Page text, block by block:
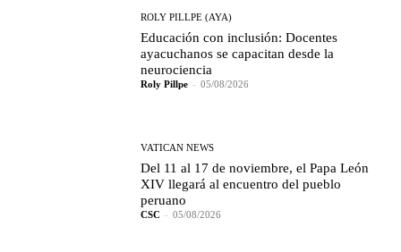
ROLY PILLPE (AYA)
Educación con inclusión: Docentes
ayacuchanos se capacitan desde la
neurociencia
Roly Pillpe - 05/08/2026
VATICAN NEWS
Del 11 al 17 de noviembre, el Papa León
XIV llegará al encuentro del pueblo
peruano
CSC - 05/08/2026